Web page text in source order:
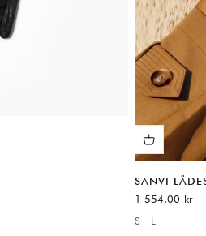
SANVI
REA-pris
1 554,00 kr
Available
S L